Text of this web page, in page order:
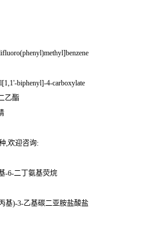
biphenyl]-4-carboxylate
乙酯
,欢迎咨询:
-6-二丁氨基荧烷
基)-3-乙基碳二亚胺盐酸盐